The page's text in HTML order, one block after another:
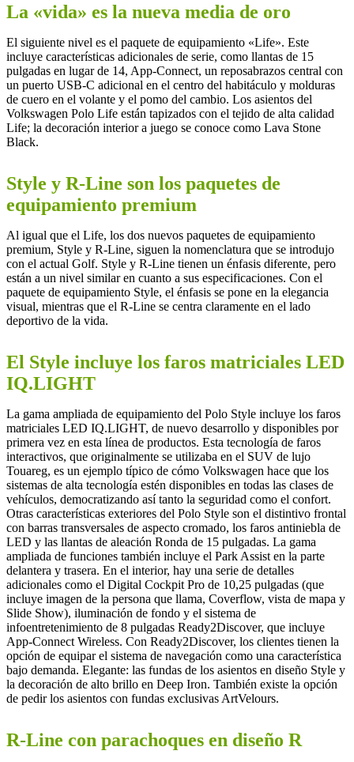
La «vida» es la nueva media de oro
El siguiente nivel es el paquete de equipamiento «Life». Este
incluye características adicionales de serie, como llantas de 15
pulgadas en lugar de 14, App-Connect, un reposabrazos central con
un puerto USB-C adicional en el centro del habitáculo y molduras
de cuero en el volante y el pomo del cambio. Los asientos del
Volkswagen Polo Life están tapizados con el tejido de alta calidad
Life; la decoración interior a juego se conoce como Lava Stone
Black.
Style y R-Line son los paquetes de
equipamiento premium
Al igual que el Life, los dos nuevos paquetes de equipamiento
premium, Style y R-Line, siguen la nomenclatura que se introdujo
con el actual Golf. Style y R-Line tienen un énfasis diferente, pero
están a un nivel similar en cuanto a sus especificaciones. Con el
paquete de equipamiento Style, el énfasis se pone en la elegancia
visual, mientras que el R-Line se centra claramente en el lado
deportivo de la vida.
El Style incluye los faros matriciales LED
IQ.LIGHT
La gama ampliada de equipamiento del Polo Style incluye los faros
matriciales LED IQ.LIGHT, de nuevo desarrollo y disponibles por
primera vez en esta línea de productos. Esta tecnología de faros
interactivos, que originalmente se utilizaba en el SUV de lujo
Touareg, es un ejemplo típico de cómo Volkswagen hace que los
sistemas de alta tecnología estén disponibles en todas las clases de
vehículos, democratizando así tanto la seguridad como el confort.
Otras características exteriores del Polo Style son el distintivo frontal
con barras transversales de aspecto cromado, los faros antiniebla de
LED y las llantas de aleación Ronda de 15 pulgadas. La gama
ampliada de funciones también incluye el Park Assist en la parte
delantera y trasera. En el interior, hay una serie de detalles
adicionales como el Digital Cockpit Pro de 10,25 pulgadas (que
incluye imagen de la persona que llama, Coverflow, vista de mapa y
Slide Show), iluminación de fondo y el sistema de
infoentretenimiento de 8 pulgadas Ready2Discover, que incluye
App-Connect Wireless. Con Ready2Discover, los clientes tienen la
opción de equipar el sistema de navegación como una característica
bajo demanda. Elegante: las fundas de los asientos en diseño Style y
la decoración de alto brillo en Deep Iron. También existe la opción
de pedir los asientos con fundas exclusivas ArtVelours.
R-Line con parachoques en diseño R